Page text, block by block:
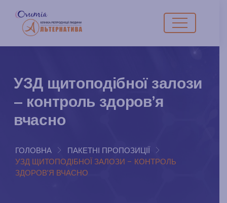
УЗД щитоподібної залози
– контроль здоров’я
вчасно
ГОЛОВНА
ПАКЕТНІ ПРОПОЗИЦІЇ
УЗД ЩИТОПОДІБНОЇ ЗАЛОЗИ – КОНТРОЛЬ
ЗДОРОВ’Я ВЧАСНО